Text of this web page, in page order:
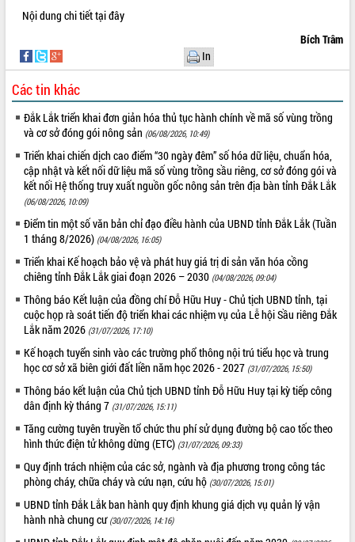
Lễ truy điệu và an táng hài cốt liệt sĩ
Bàn giải pháp tháo gỡ khó khăn trong
xuất khẩu sầu riêng và triển khai quy
định EUDR
Thứ trưởng Bộ Nông nghiệp và Môi
trường Nguyễn Hoàng Hiệp khảo sát
vùng trồng và doanh nghiệp đóng gói
sầu riêng tại Đắk Lắk
Trình diễn nghệ thuật chế biến các
món ăn từ sầu riêng
Đắk Lắk công bố Quy hoạch và xúc
tiến đầu tư tỉnh
Ngành cá ngừ Đắk Lắk chủ động thích
ứng để giữ vững thị trường xuất khẩu
Diễn đàn Kinh tế tư nhân Việt Nam đột
phá cơ chế - Hợp tác công tư
Đề án 06 tạo bước ngoặt đột phá trong
cải cách hành chính tỉnh Đắk Lắk
Kết nối tour, đẩy mạnh chuyển đổi số
để phát triển du lịch Đắk Lắk
Khởi động Dự án Đầu tư xây dựng hạ
tầng kỹ thuật Cụm công nghiệp Tân
Tiến
Gặp mặt các cơ quan báo chí nhân Kỷ
mạng Việt Nam
Đắk Lắk sơ kết 4 năm triển khai thực
hiện Đề án 06 của Chính phủ
Họp báo thông tin về Hội nghị Công bố
THỐNG KÊ TRUY CẬP
Tất cả: 66054643
Nội dung chi tiếttại đây
Bích Trâm
In
Các tin khác
Đắk Lắk triển khai đơn giản hóa thủ tục hành chính về mã số vùng trồng
và cơ sở đóng gói nông sản (06/08/2026, 10:49)
Triển khai chiến dịch cao điểm “30 ngày đêm” số hóa dữ liệu, chuẩn hóa,
cập nhật và kết nối dữ liệu mã số vùng trồng sầu riêng, cơ sở đóng gói và
kết nối Hệ thống truy xuất nguồn gốc nông sản trên địa bàn tỉnh Đắk Lắk
(06/08/2026, 10:09)
Điểm tin một số văn bản chỉ đạo điều hành của UBND tỉnh Đắk Lắk (Tuần
1 tháng 8/2026) (04/08/2026, 16:05)
Triển khai Kế hoạch bảo vệ và phát huy giá trị di sản văn hóa cồng
chiêng tỉnh Đắk Lắk giai đoạn 2026 – 2030 (04/08/2026, 09:04)
Thông báo Kết luận của đồng chí Đỗ Hữu Huy - Chủ tịch UBND tỉnh, tại
cuộc họp rà soát tiến độ triển khai các nhiệm vụ của Lễ hội Sầu riêng Đắk
Lắk năm 2026 (31/07/2026, 17:10)
Kế hoạch tuyển sinh vào các trường phổ thông nội trú tiểu học và trung
học cơ sở xã biên giới đất liền năm học 2026 - 2027 (31/07/2026, 15:50)
Thông báo kết luận của Chủ tịch UBND tỉnh Đỗ Hữu Huy tại kỳ tiếp công
dân định kỳ tháng 7 (31/07/2026, 15:11)
Tăng cường tuyên truyền tổ chức thu phí sử dụng đường bộ cao tốc theo
hình thức điện tử không dừng (ETC) (31/07/2026, 09:33)
Quy định trách nhiệm của các sở, ngành và địa phương trong công tác
phòng cháy, chữa cháy và cứu nạn, cứu hộ (30/07/2026, 15:01)
UBND tỉnh Đắk Lắk ban hành quy định khung giá dịch vụ quản lý vận
hành nhà chung cư (30/07/2026, 14:16)